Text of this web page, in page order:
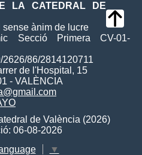
LA CATEDRAL DE
ànim de lucre
Secció Primera CV-01-
86/2814120711
de l'Hospital, 15
- VALÈNCIA
de València (2026)
06-08-2026
▼